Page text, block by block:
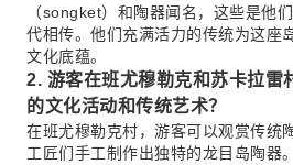
（songket）和陶器闻名，这些是他
代相传。他们充满活力的传统为这座
文化底蕴。
2. 游客在班尤穆勒克和苏卡拉雷
的文化活动和传统艺术？
在班尤穆勒克村，游客可以观赏传统
工匠们手工制作出独特的龙目岛陶器